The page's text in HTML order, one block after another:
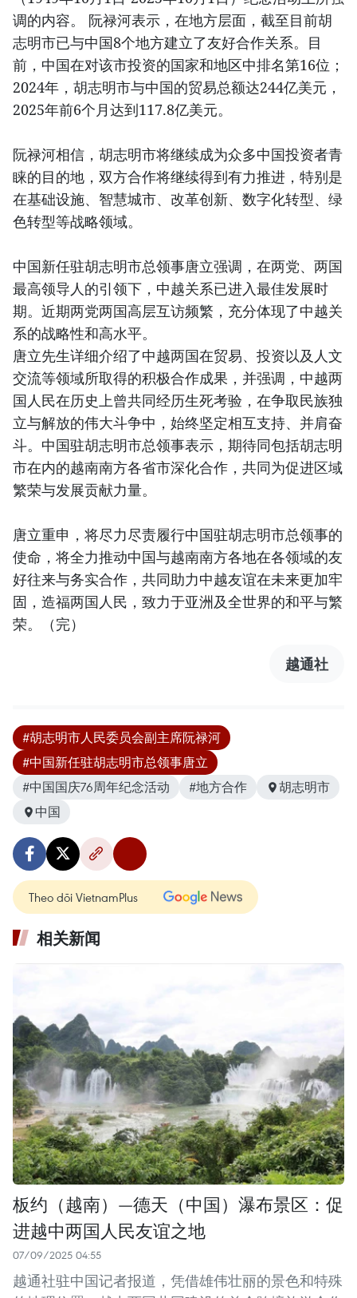
调的内容。 阮禄河表示，在地方层面，截至目前胡
志明市已与中国8个地方建立了友好合作关系。目
前，中国在对该市投资的国家和地区中排名第16位；
2024年，胡志明市与中国的贸易总额达244亿美元，
2025年前6个月达到117.8亿美元。
阮禄河相信，胡志明市将继续成为众多中国投资者青
睐的目的地，双方合作将继续得到有力推进，特别是
在基础设施、智慧城市、改革创新、数字化转型、绿
色转型等战略领域。
中国新任驻胡志明市总领事唐立强调，在两党、两国
最高领导人的引领下，中越关系已进入最佳发展时
期。近期两党两国高层互访频繁，充分体现了中越关
系的战略性和高水平。
唐立先生详细介绍了中越两国在贸易、投资以及人文
交流等领域所取得的积极合作成果，并强调，中越两
国人民在历史上曾共同经历生死考验，在争取民族独
立与解放的伟大斗争中，始终坚定相互支持、并肩奋
斗。中国驻胡志明市总领事表示，期待同包括胡志明
市在内的越南南方各省市深化合作，共同为促进区域
繁荣与发展贡献力量。
唐立重申，将尽力尽责履行中国驻胡志明市总领事的
使命，将全力推动中国与越南南方各地在各领域的友
好往来与务实合作，共同助力中越友谊在未来更加牢
固，造福两国人民，致力于亚洲及全世界的和平与繁
荣。（完）
越通社
#胡志明市人民委员会副主席阮禄河
#中国新任驻胡志明市总领事唐立
#中国国庆76周年纪念活动
#地方合作
胡志明市
中国
Theo dõi VietnamPlus
相关新闻
板约（越南）—德天（中国）瀑布景区：促
进越中两国人民友谊之地
07/09/2025 04:55
越通社驻中国记者报道，凭借雄伟壮丽的景色和特殊